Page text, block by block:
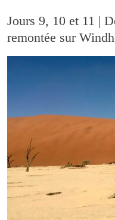
Jours 9, 10 et 11 |
remontée sur